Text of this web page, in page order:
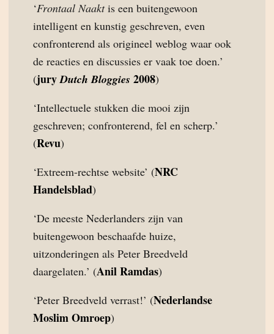
‘Frontaal Naaktis een buitengewoon
intelligent en kunstig geschreven, even
confronterend als origineel weblog waar ook
de reacties en discussies er vaak toe doen.’
(juryDutch Bloggies 2008)
‘Intellectuele stukken die mooi zijn
geschreven; confronterend, fel en scherp.’
(Revu)
‘Extreem-rechtse website’ (NRC
Handelsblad)
‘De meeste Nederlanders zijn van
buitengewoon beschaafde huize,
uitzonderingen als Peter Breedveld
daargelaten.’ (Anil Ramdas)
‘Peter Breedveld verrast!’ (Nederlandse
Moslim Omroep)